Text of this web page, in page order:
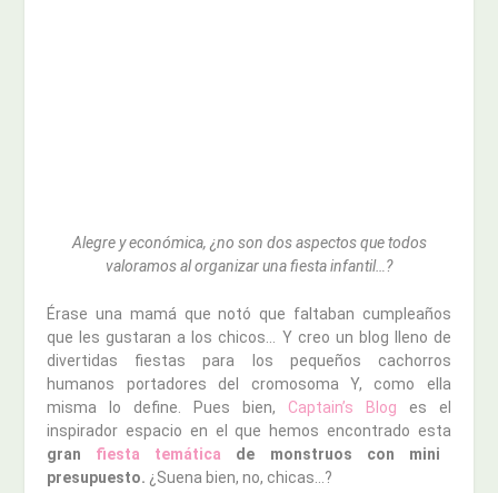
Alegre y económica, ¿no son dos aspectos que todos
valoramos al organizar una fiesta infantil…?
Érase una mamá que notó que faltaban cumpleaños
que les gustaran a los chicos… Y creo un blog lleno de
divertidas fiestas para los pequeños cachorros
humanos portadores del cromosoma Y, como ella
misma lo define. Pues bien, Captain’s Blog es el
inspirador espacio en el que hemos encontrado esta
gran fiesta temática de monstruos con mini
presupuesto. ¿Suena bien, no, chicas…?